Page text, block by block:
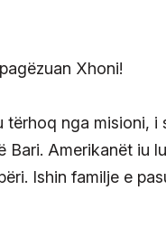
nga misioni,
Bari. Amerikanët iu
Ishin familje e